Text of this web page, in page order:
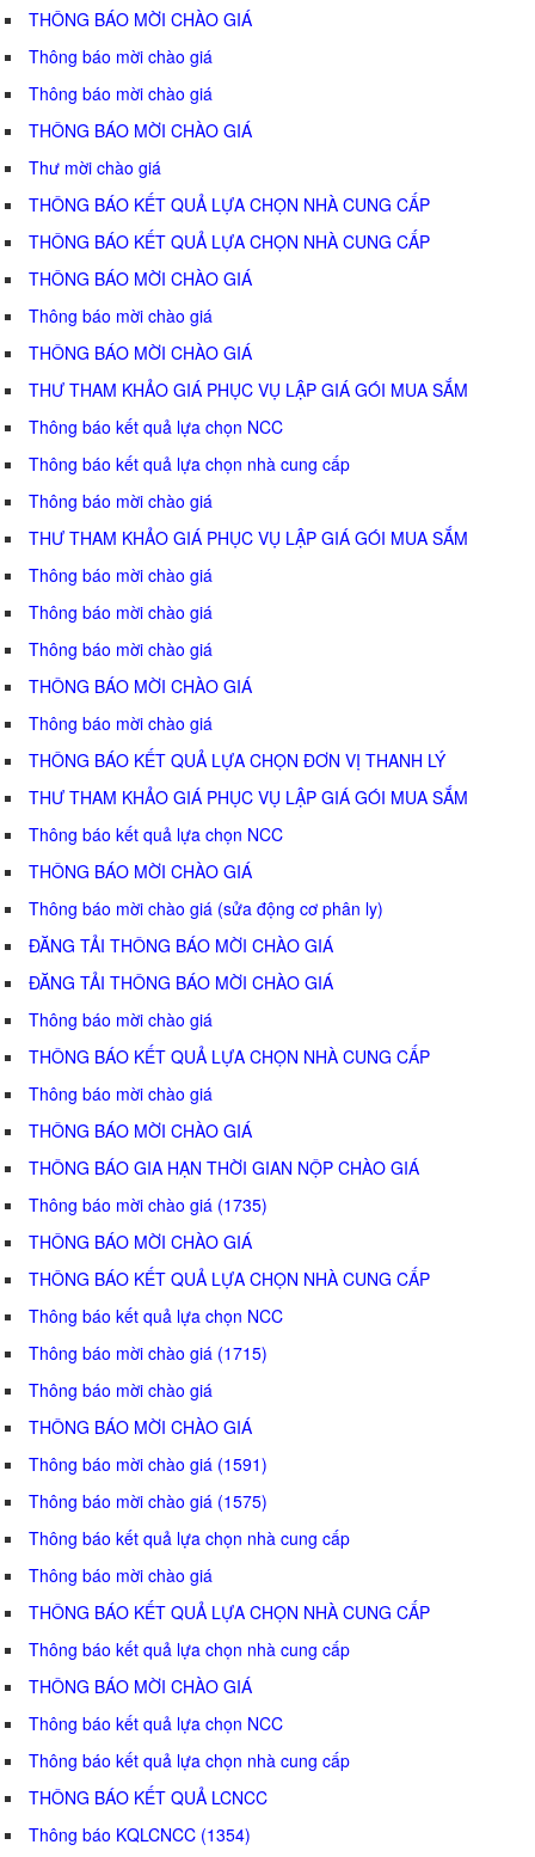
THÔNG BÁO MỜI CHÀO GIÁ
Thông báo mời chào giá
Thông báo mời chào giá
THÔNG BÁO MỜI CHÀO GIÁ
Thư mời chào giá
THÔNG BÁO KẾT QUẢ LỰA CHỌN NHÀ CUNG CẤP
THÔNG BÁO KẾT QUẢ LỰA CHỌN NHÀ CUNG CẤP
THÔNG BÁO MỜI CHÀO GIÁ
Thông báo mời chào giá
THÔNG BÁO MỜI CHÀO GIÁ
THƯ THAM KHẢO GIÁ PHỤC VỤ LẬP GIÁ GÓI MUA SẮM
Thông báo kết quả lựa chọn NCC
Thông báo kết quả lựa chọn nhà cung cấp
Thông báo mời chào giá
THƯ THAM KHẢO GIÁ PHỤC VỤ LẬP GIÁ GÓI MUA SẮM
Thông báo mời chào giá
Thông báo mời chào giá
Thông báo mời chào giá
THÔNG BÁO MỜI CHÀO GIÁ
Thông báo mời chào giá
THÔNG BÁO KẾT QUẢ LỰA CHỌN ĐƠN VỊ THANH LÝ
THƯ THAM KHẢO GIÁ PHỤC VỤ LẬP GIÁ GÓI MUA SẮM
Thông báo kết quả lựa chọn NCC
THÔNG BÁO MỜI CHÀO GIÁ
Thông báo mời chào giá (sửa động cơ phân ly)
ĐĂNG TẢI THÔNG BÁO MỜI CHÀO GIÁ
ĐĂNG TẢI THÔNG BÁO MỜI CHÀO GIÁ
Thông báo mời chào giá
THÔNG BÁO KẾT QUẢ LỰA CHỌN NHÀ CUNG CẤP
Thông báo mời chào giá
THÔNG BÁO MỜI CHÀO GIÁ
THÔNG BÁO GIA HẠN THỜI GIAN NỘP CHÀO GIÁ
Thông báo mời chào giá (1735)
THÔNG BÁO MỜI CHÀO GIÁ
THÔNG BÁO KẾT QUẢ LỰA CHỌN NHÀ CUNG CẤP
Thông báo kết quả lựa chọn NCC
Thông báo mời chào giá (1715)
Thông báo mời chào giá
THÔNG BÁO MỜI CHÀO GIÁ
Thông báo mời chào giá (1591)
Thông báo mời chào giá (1575)
Thông báo kết quả lựa chọn nhà cung cấp
Thông báo mời chào giá
THÔNG BÁO KẾT QUẢ LỰA CHỌN NHÀ CUNG CẤP
Thông báo kết quả lựa chọn nhà cung cấp
THÔNG BÁO MỜI CHÀO GIÁ
Thông báo kết quả lựa chọn NCC
Thông báo kết quả lựa chọn nhà cung cấp
THÔNG BÁO KẾT QUẢ LCNCC
Thông báo KQLCNCC (1354)